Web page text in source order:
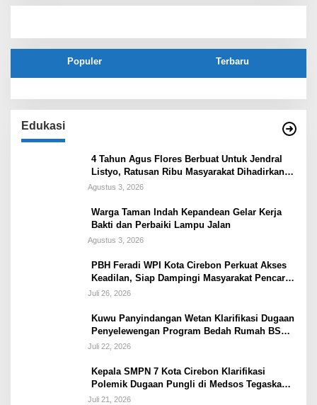
Populer Terbaru
Edukasi
4 Tahun Agus Flores Berbuat Untuk Jendral
Listyo, Ratusan Ribu Masyarakat Dihadirkan
Dilapangan
Agustus 3, 2026
Warga Taman Indah Kepandean Gelar Kerja
Bakti dan Perbaiki Lampu Jalan
Agustus 3, 2026
PBH Feradi WPI Kota Cirebon Perkuat Akses
Keadilan, Siap Dampingi Masyarakat Pencari
Keadilan
Juli 26, 2026
Kuwu Panyindangan Wetan Klarifikasi Dugaan
Penyelewengan Program Bedah Rumah BSPS
Tegaskan Penyaluran Sesuai Prosedur
Juli 22, 2026
Kepala SMPN 7 Kota Cirebon Klarifikasi
Polemik Dugaan Pungli di Medsos Tegaskan
Belum Ada Penetapan dan Semua Diputuskan
Juli 21, 2026